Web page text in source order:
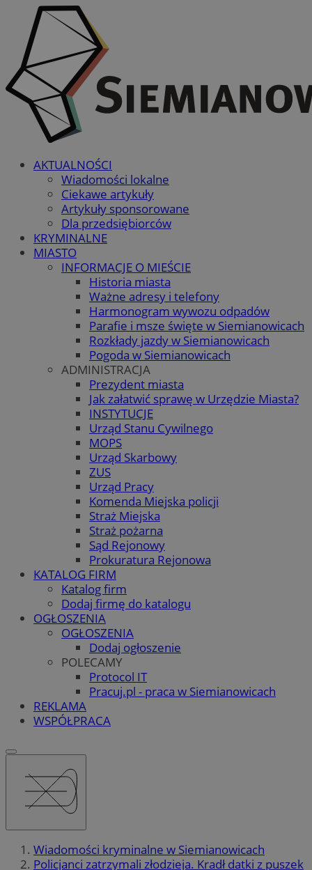
AKTUALNOŚCI
Wiadomości lokalne
Ciekawe artykuły
Artykuły sponsorowane
Dla przedsiębiorców
KRYMINALNE
MIASTO
INFORMACJE O MIEŚCIE
Historia miasta
Ważne adresy i telefony
Harmonogram wywozu odpadów
Parafie i msze święte w Siemianowicach
Rozkłady jazdy w Siemianowicach
Pogoda w Siemianowicach
ADMINISTRACJA
Prezydent miasta
Jak załatwić sprawę w Urzędzie Miasta?
INSTYTUCJE
Urząd Stanu Cywilnego
MOPS
Urząd Skarbowy
ZUS
Urząd Pracy
Komenda Miejska policji
Straż Miejska
Straż pożarna
Sąd Rejonowy
Prokuratura Rejonowa
KATALOG FIRM
Katalog firm
Dodaj firmę do katalogu
OGŁOSZENIA
OGŁOSZENIA
Dodaj ogłoszenie
POLECAMY
Protocol IT
Pracuj.pl - praca w Siemianowicach
REKLAMA
WSPÓŁPRACA
Wiadomości kryminalne w Siemianowicach
Policjanci zatrzymali złodzieja. Kradł datki z puszek